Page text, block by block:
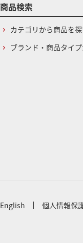
商品検索
カテゴリから商品を
ブランド・商品タイ
English 個人情報保